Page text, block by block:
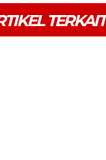
TERKAIT